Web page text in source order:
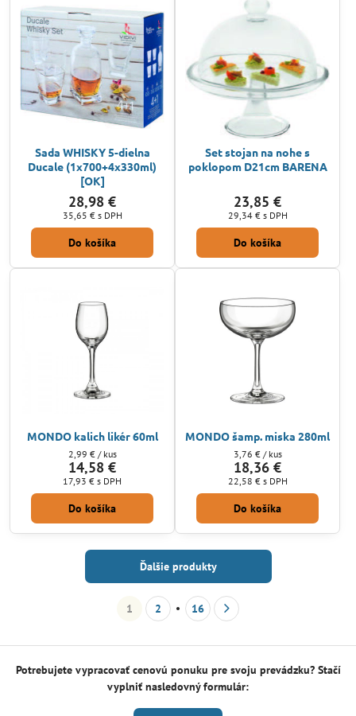
Sada WHISKY 5-dielna
Ducale (1x700+4x330ml)
[OK]
28,98 €
35,65 € s DPH
Do košíka
Set stojan na nohe s
poklopom D21cm BARENA
23,85 €
29,34 € s DPH
Do košíka
MONDO kalich likér 60ml
14,58 €
17,93 € s DPH
2,99 € / kus
Do košíka
MONDO šamp. miska 280ml
18,36 €
22,58 € s DPH
3,76 € / kus
Do košíka
Ďalšie produkty
1 2 16
Potrebujete vypracovať cenovú ponuku pre svoju prevádzku? Stačí
vyplniť nasledovný formulár: